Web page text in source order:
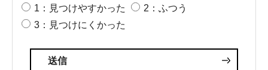
1：見つけやすかった
2：ふつう
3：見つけにくかった